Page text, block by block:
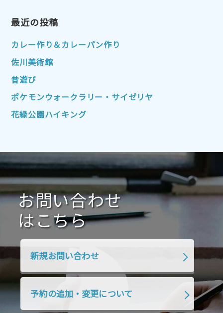
2023年1月
2022年10月 2022年9月
2022年7月
2022年4月
2022年1月 2021年12月 2021年11月
2021年10月 2021年9月
2021年1月 2020年12月 2020年11月
2020年10月 2020年9月 2020年8月
2020年7月 2020年6月 2020年5月
2020年4月 2020年3月 2020年2月
2019年10月 2019年9月
最近の投稿
カレー作り＆カレーパン作り
佐川美術館
昔遊び
ポケモンウォークラリー・サイゼリヤ
花緑公園ハイキング
お問い合わせ
はこちら
新規お問い合わせ
予約の追加・変更について